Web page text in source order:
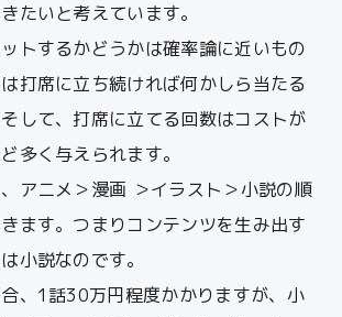
たいと考えています。
トするかどうかは確率論に近いもの
打席に立ち続ければ何かしら当たる
して、打席に立てる回数はコストが
多く与えられます。
アニメ＞漫画 ＞イラスト＞小説の順
ます。つまりコンテンツを生み出す
小説なのです。
、1話30万円程度かかりますが、小